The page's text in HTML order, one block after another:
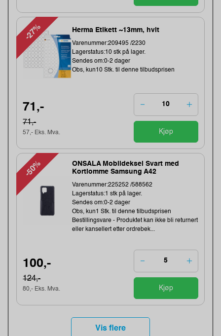
-27% Herma Etikett ~13mm, hvit
Varenummer:209495 /2230
Lagerstatus:10 stk på lager.
Sendes om:0-2 dager
Obs, kun10 Stk. til denne tilbudsprisen
71,-
71,-
57,- Eks. Mva. Kjøp
-50%
ONSALA Mobildeksel Svart med
Kortlomme Samsung A42
Varenummer:225252 /588562
Lagerstatus:1 stk på lager.
Sendes om:0-2 dager
Obs, kun1 Stk. til denne tilbudsprisen
Bestillingsvare - Produktet kan ikke bli returnert
eller kansellert etter ordrebek...
100,-
124,-
80,- Eks. Mva. Kjøp
Vis flere